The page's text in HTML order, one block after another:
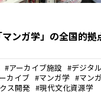
ンガ学」の全国的拠
アーカイブ施設
デジタ
カイブ
マンガ学
マン
ス開発
現代文化資源学